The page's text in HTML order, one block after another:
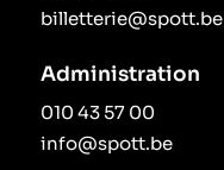
billetterie@spott.be
Administration
010 43 57 00
info@spott.be